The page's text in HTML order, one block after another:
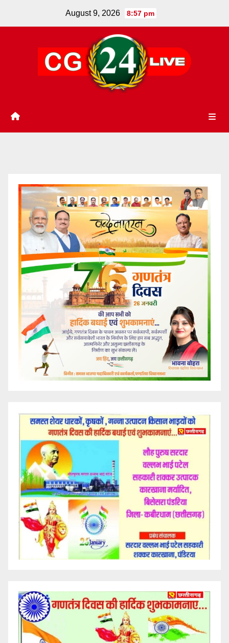
August 9, 2026 8:57 pm